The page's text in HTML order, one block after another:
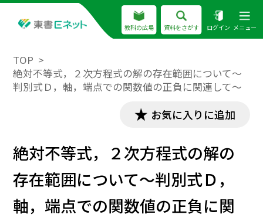
教科の広場 資料をさがす ログイン メニュー
TOP
絶対不等式，２次方程式の解の存在範囲について～
判別式Ｄ，軸，端点での関数値の正負に関連して～
お気に入りに追加
絶対不等式，２次方程式の解の
存在範囲について～判別式Ｄ，
軸，端点での関数値の正負に関